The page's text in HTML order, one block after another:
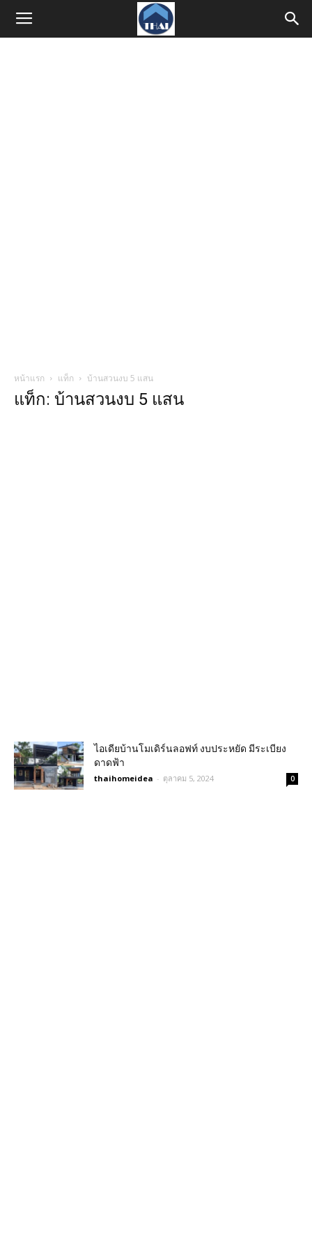
หน้าแรก แท็ก บ้านสวนงบ 5 แสน
แท็ก: บ้านสวนงบ 5 แสน
ไอเดียบ้านโมเดิร์นลอฟท์ งบประหยัด มีระเบียง
ดาดฟ้า
thaihomeidea - ตุลาคม 5, 2024 0